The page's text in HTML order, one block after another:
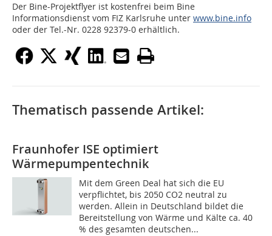
Der Bine-Projektflyer ist kostenfrei beim Bine
Informationsdienst vom FIZ Karlsruhe unter www.bine.info
oder der Tel.-Nr. 0228 92379-0 erhältlich.
Thematisch passende Artikel:
Fraunhofer ISE optimiert
Wärmepumpentechnik
Mit dem Green Deal hat sich die EU
verpflichtet, bis 2050 CO2 neutral zu
werden. Allein in Deutschland bildet die
Bereitstellung von Wärme und Kälte ca. 40
% des gesamten deutschen...